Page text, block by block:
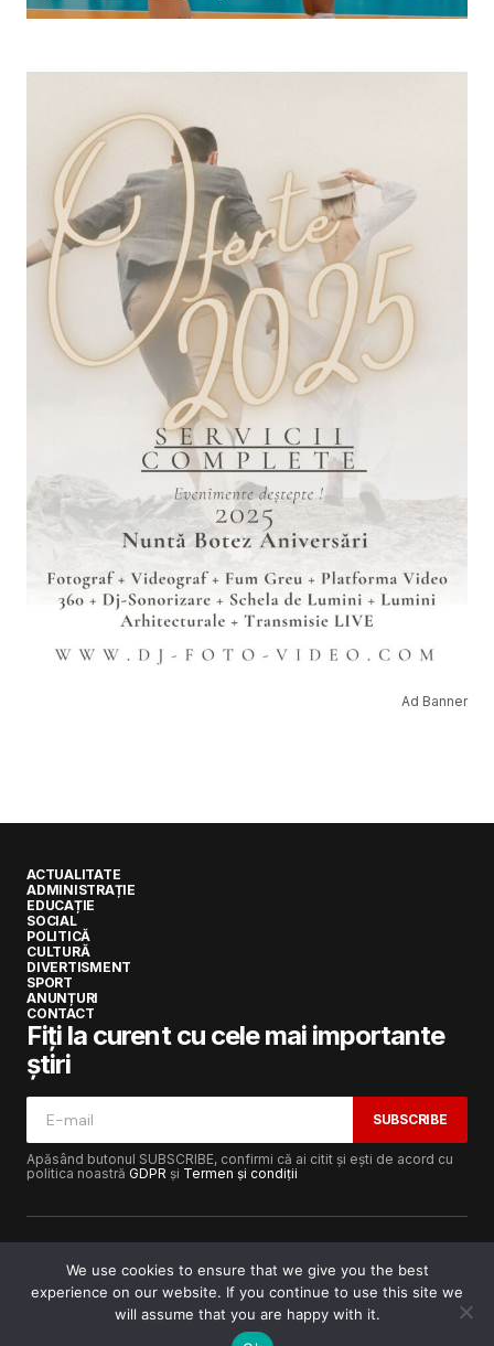
Ad Banner
ACTUALITATE
ADMINISTRAȚIE
EDUCAȚIE
SOCIAL
POLITICĂ
CULTURĂ
DIVERTISMENT
SPORT
ANUNȚURI
CONTACT
Fiți la curent cu cele mai importante
știri
SUBSCRIBE
Apăsând butonul SUBSCRIBE, confirmi că ai citit și ești de acord cu
politica noastră GDPR și Termen și condiții
Copyright © 2017-2025Lugojeanul.ro· Toate drepturile
rezervate · Dezvoltat dePower Media FX
We use cookies to ensure that we give you the best
experience on our website. If you continue to use this site we
will assume that you are happy with it.